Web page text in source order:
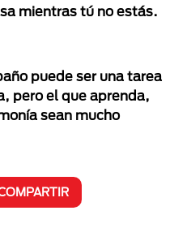
mientras tú no estás.
puede ser una tarea
pero el que aprenda,
sean mucho